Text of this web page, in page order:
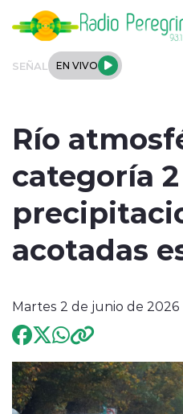
SEÑAL EN VIVO
Tendencias
Podcast
Deportes
Entrevistas
Programación
Río
categoría
acotadas
Martes 2 de junio de 2026